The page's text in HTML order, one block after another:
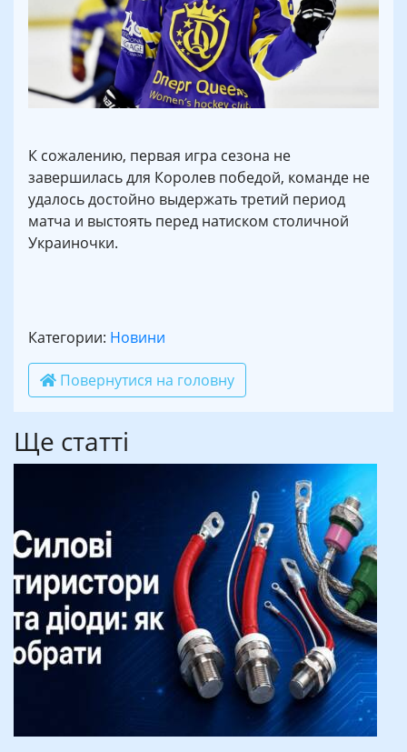
К сожалению, первая игра сезона не
завершилась для Королев победой, команде не
удалось достойно выдержать третий период
матча и выстоять перед натиском столичной
Украиночки.
Категории: Новини
Повернутися на головну
Ще статті